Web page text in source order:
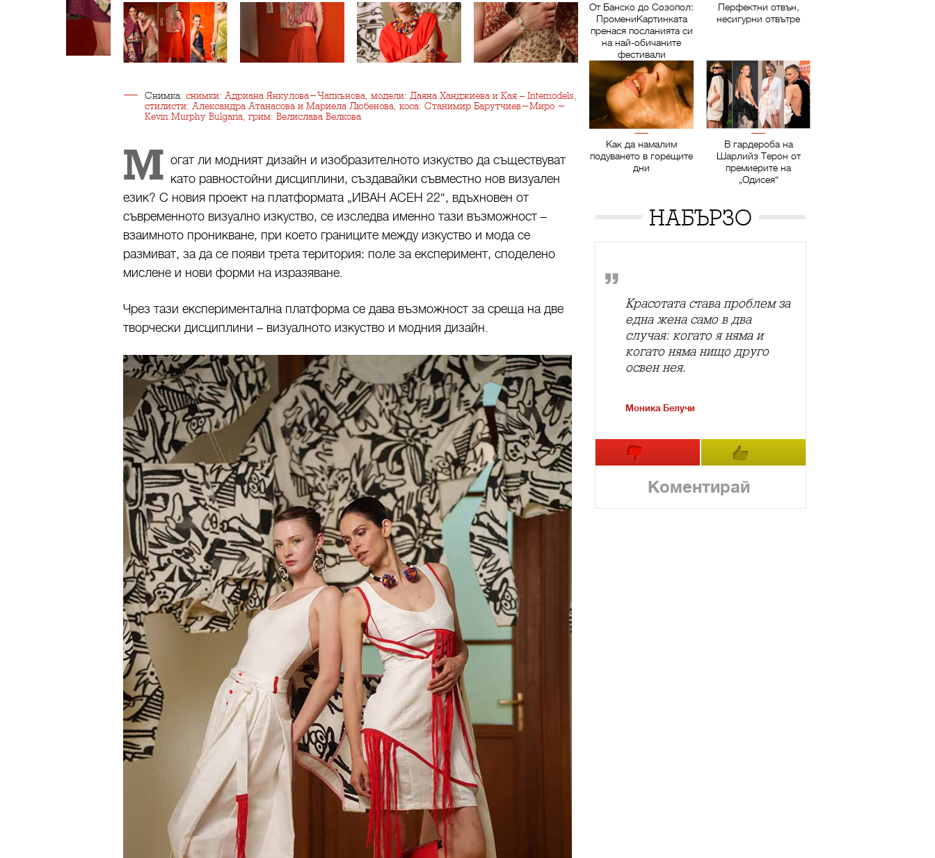
Снимка: снимки: Адриана Янкулова-Чапкънова, модели: Даяна Ханджиева и Кая – Intemodels,
стилисти: Александра Атанасова и Мариела Любенова, коса: Станимир Барутчиев-Миро -
Kevin.Murphy Bulgaria, грим: Велислава Велкова
М огат ли модният дизайн и изобразителното изкуство да съществуват
като равностойни дисциплини, създавайки съвместно нов визуален
език? С новия проект на платформата „ИВАН АСЕН 22“, вдъхновен от
съвременното визуално изкуство, се изследва именно тази възможност –
взаимното проникване, при което границите между изкуство и мода се
размиват, за да се появи трета територия: поле за експеримент, споделено
мислене и нови форми на изразяване.
Чрез тази експериментална платформа се дава възможност за среща на две
творчески дисциплини – визуалното изкуство и модния дизайн.
От Банско до Созопол:
ПромениКартинката
пренася посланията си
на най-обичаните
фестивали
Перфектни отвън,
несигурни отвътре
Как да намалим
подуването в горещите
дни
В гардероба на
Шарлийз Терон от
премиерите на
„Одисея“
НАБЪРЗО
Красотата става проблем за
една жена само в два
случая: когато я няма и
когато няма нищо друго
освен нея.
Моника Белучи
Коментирай